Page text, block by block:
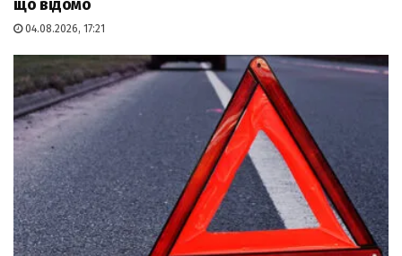
що відомо
04.08.2026, 17:21